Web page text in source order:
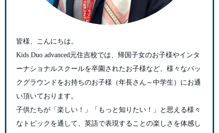
皆様、こんにちは。
Kids Duo advanced元住吉校では、帰国子女のお子様やインタ
ーナショナルスクールを卒園されたお子様など、様々なバッ
クグラウンドをお持ちのお子様（年長さん～中学生）にお通
い頂いております。
子供たちが「楽しい！」「もっと知りたい！」と思える様々
なトピックを通して、英語で表現することの楽しさを体感し